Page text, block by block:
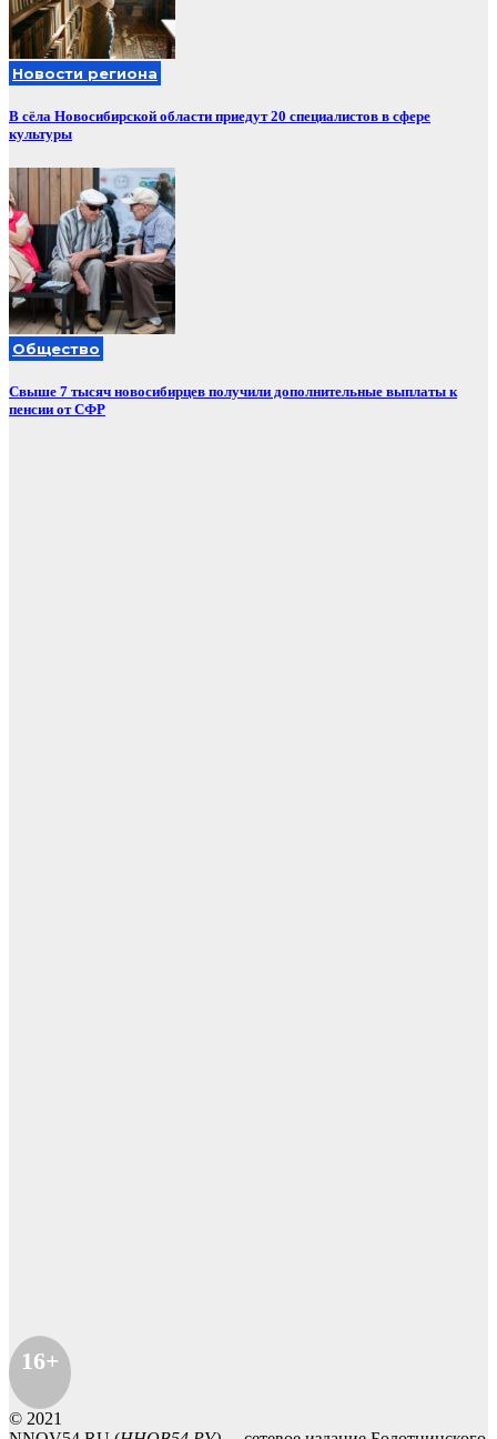
Новости региона
В сёла Новосибирской области приедут 20 специалистов в сфере
культуры
Общество
Свыше 7 тысяч новосибирцев получили дополнительные выплаты к
пенсии от СФР
16+
© 2021